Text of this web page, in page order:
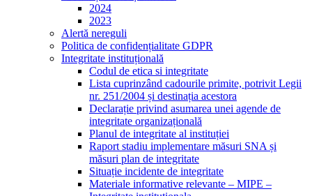
2024
2023
Alertă nereguli
Politica de confidențialitate GDPR
Integritate instituțională
Codul de etica si integritate
Lista cuprinzând cadourile primite, potrivit Legii
nr. 251/2004 și destinația acestora
Declarație privind asumarea unei agende de
integritate organizațională
Planul de integritate al instituției
Raport stadiu implementare măsuri SNA și
măsuri plan de integritate
Situație incidente de integritate
Materiale informative relevante – MIPE –